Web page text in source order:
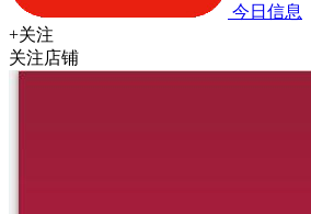
今日信息
+关注
关注店铺